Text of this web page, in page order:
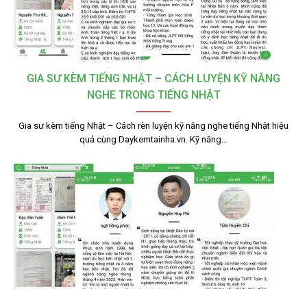
GIA SƯ KÈM TIẾNG NHẬT – CÁCH LUYỆN KỸ NĂNG
NGHE TRONG TIẾNG NHẬT
Gia sư kèm tiếng Nhật – Cách rèn luyện kỹ năng nghe tiếng Nhật hiệu
quả cùng Daykemtainha.vn. Kỹ năng…